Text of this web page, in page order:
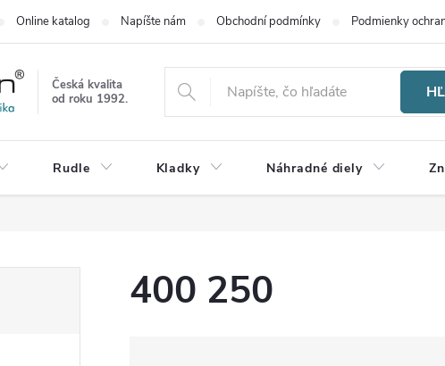
Online katalog Napíšte nám Obchodní podmínky Podmienky
Česká kvalita
od roku 1992.
Rudle Kladky Náhradné diely
400 250